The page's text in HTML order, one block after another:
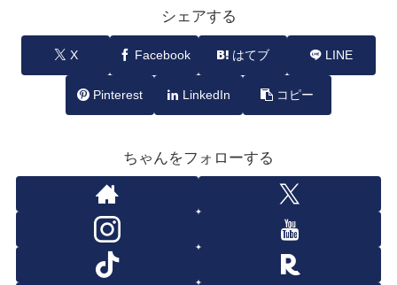
シェアする
X Facebook はてブ LINE
Pinterest LinkedIn コピー
ちゃんをフォローする